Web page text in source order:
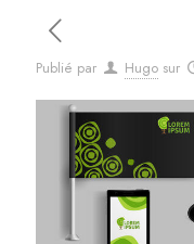
Publié par Hugo sur